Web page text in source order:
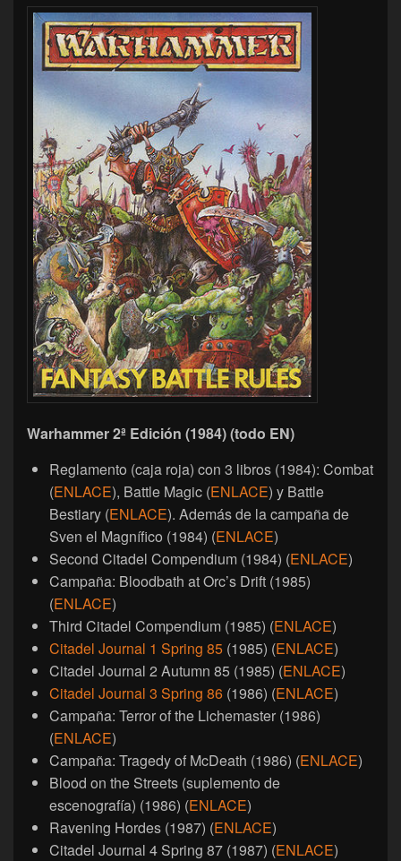
Warhammer 2ª Edición (1984) (todo EN)
Reglamento (caja roja) con 3 libros (1984): Combat
(ENLACE), Battle Magic (ENLACE) y Battle
Bestiary (ENLACE). Además de la campaña de
Sven el Magnífico (1984) (ENLACE)
Second Citadel Compendium (1984) (ENLACE)
Campaña: Bloodbath at Orc’s Drift (1985)
(ENLACE)
Third Citadel Compendium (1985) (ENLACE)
Citadel Journal 1 Spring 85 (1985) (ENLACE)
Citadel Journal 2 Autumn 85 (1985) (ENLACE)
Citadel Journal 3 Spring 86 (1986) (ENLACE)
Campaña: Terror of the Lichemaster (1986)
(ENLACE)
Campaña: Tragedy of McDeath (1986) (ENLACE)
Blood on the Streets (suplemento de
escenografía) (1986) (ENLACE)
Ravening Hordes (1987) (ENLACE)
Citadel Journal 4 Spring 87 (1987) (ENLACE)